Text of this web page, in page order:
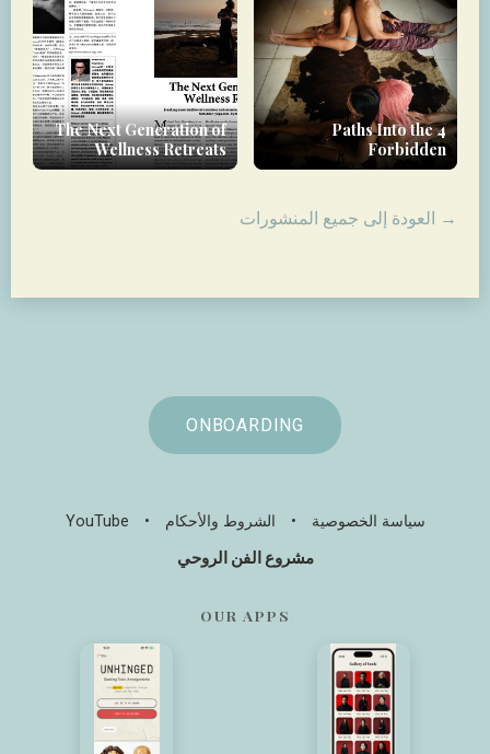
4 Paths Into the
Forbidden
The Next Generation of
Wellness Retreats
→ العودة إلى جميع المنشورات
ONBOARDING
سياسة الخصوصية • الشروط والأحكام •
YouTube
مشروع الفن الروحي
OUR APPS